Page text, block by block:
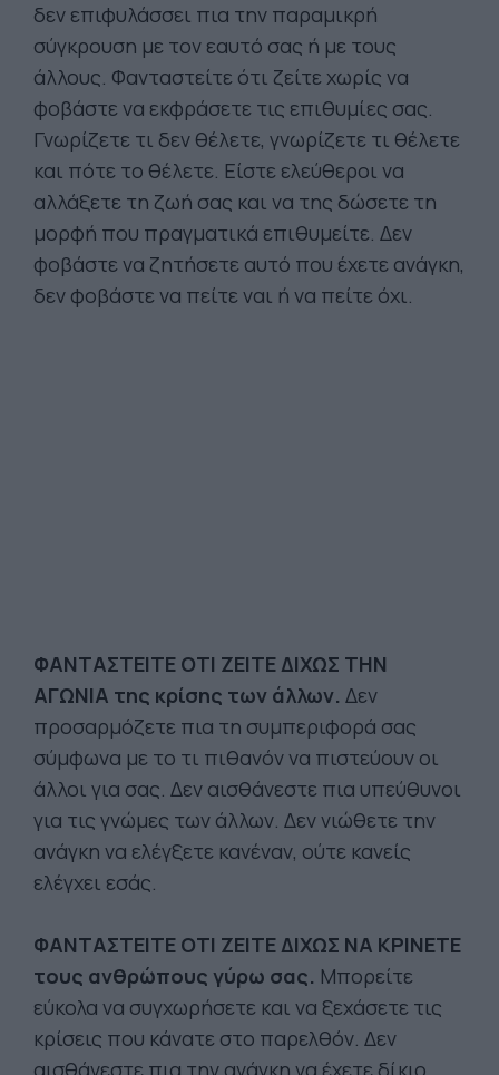
δεν επιφυλάσσει πια την παραμικρή
σύγκρουση με τον εαυτό σας ή με τους
άλλους. Φανταστείτε ότι ζείτε χωρίς να
φοβάστε να εκφράσετε τις επιθυμίες σας.
Γνωρίζετε τι δεν θέλετε, γνωρίζετε τι θέλετε
και πότε το θέλετε. Είστε ελεύθεροι να
αλλάξετε τη ζωή σας και να της δώσετε τη
μορφή που πραγματικά επιθυμείτε. Δεν
φοβάστε να ζητήσετε αυτό που έχετε ανάγκη,
δεν φοβάστε να πείτε ναι ή να πείτε όχι.
ΦΑΝΤΑΣΤΕΙΤΕ ΟΤΙ ΖΕΙΤΕ ΔΙΧΩΣ ΤΗΝ
ΑΓΩΝΙΑ της κρίσης των άλλων. Δεν
προσαρμόζετε πια τη συμπεριφορά σας
σύμφωνα με το τι πιθανόν να πιστεύουν οι
άλλοι για σας. Δεν αισθάνεστε πια υπεύθυνοι
για τις γνώμες των άλλων. Δεν νιώθετε την
ανάγκη να ελέγξετε κανέναν, ούτε κανείς
ελέγχει εσάς.
ΦΑΝΤΑΣΤΕΙΤΕ ΟΤΙ ΖΕΙΤΕ ΔΙΧΩΣ ΝΑ ΚΡΙΝΕΤΕ
τους ανθρώπους γύρω σας. Μπορείτε
εύκολα να συγχωρήσετε και να ξεχάσετε τις
κρίσεις που κάνατε στο παρελθόν. Δεν
αισθάνεστε πια την ανάγκη να έχετε δίκιο,